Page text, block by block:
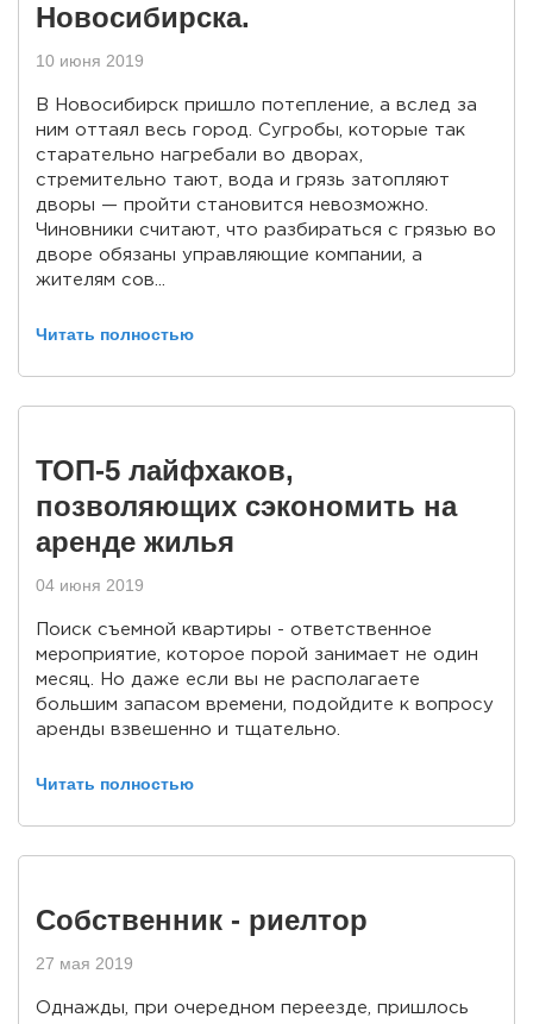
Новосибирска.
10 июня 2019
В Новосибирск пришло потепление, а вслед за
ним оттаял весь город. Сугробы, которые так
старательно нагребали во дворах,
стремительно тают, вода и грязь затопляют
дворы — пройти становится невозможно.
Чиновники считают, что разбираться с грязью во
дворе обязаны управляющие компании, а
жителям сов...
Читать полностью
ТОП-5 лайфхаков,
позволяющих сэкономить на
аренде жилья
04 июня 2019
Поиск съемной квартиры - ответственное
мероприятие, которое порой занимает не один
месяц. Но даже если вы не располагаете
большим запасом времени, подойдите к вопросу
аренды взвешенно и тщательно.
Читать полностью
Собственник - риелтор
27 мая 2019
Однажды, при очередном переезде, пришлось